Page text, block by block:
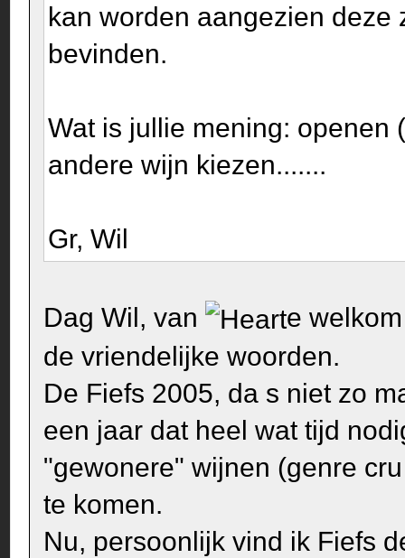
kan worden aangezien
bevinden.
Wat is jullie mening: openen
andere wijn kiezen.......
Gr, Wil
Dag Wil, van
e
de vriendelijke woorden.
De Fiefs 2005, da s niet zo
een jaar dat heel wat tijd
"gewonere" wijnen (genre
te komen.
Nu, persoonlijk vind ik Fiefs